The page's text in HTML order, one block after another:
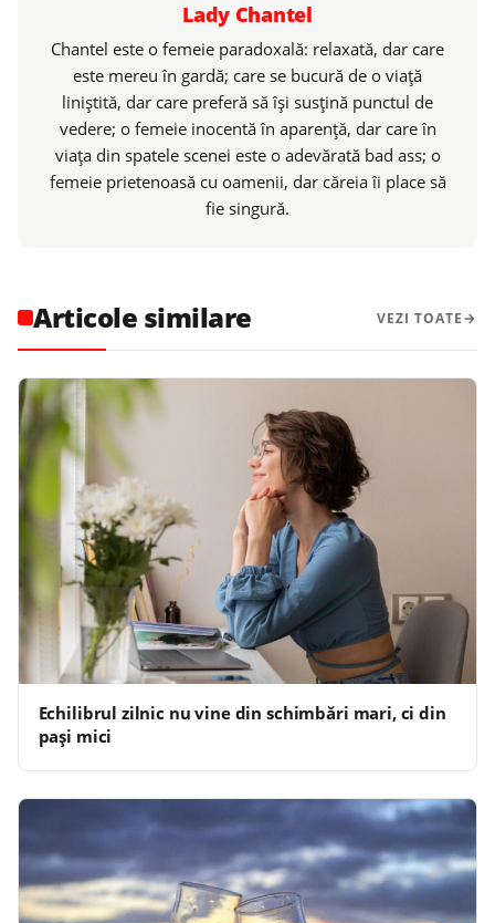
Lady Chantel
Chantel este o femeie paradoxală: relaxată, dar care
este mereu în gardă; care se bucură de o viaţă
liniştită, dar care preferă să îşi susţină punctul de
vedere; o femeie inocentă în aparenţă, dar care în
viaţa din spatele scenei este o adevărată bad ass; o
femeie prietenoasă cu oamenii, dar căreia îi place să
fie singură.
Articole similare VEZI TOATE
Echilibrul zilnic nu vine din schimbări mari, ci din
pași mici